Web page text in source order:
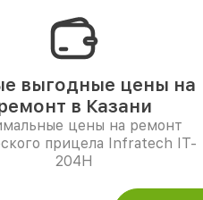
выгодные цены на
в Казани
цены на ремонт
прицела Infratech IT-
204H